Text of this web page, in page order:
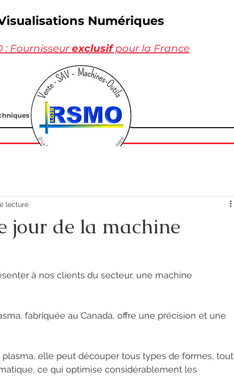
Numériques
: Fournisseurexclusifpour la France
jour de la machine
lecture
à nos clients du secteur, une machine
fabriquée au Canada, offre une précision et une
elle peut découper tous types de formes, tout
ce qui optimise considérablement les